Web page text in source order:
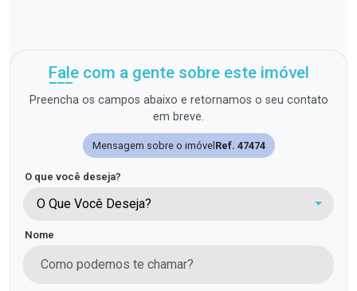
Fale com a gente sobre este imóvel
Preencha os campos abaixo e retornamos o seu contato
em breve.
Mensagem sobre o imóvel Ref. 47474
O que você deseja?
O Que Você Deseja?
Nome